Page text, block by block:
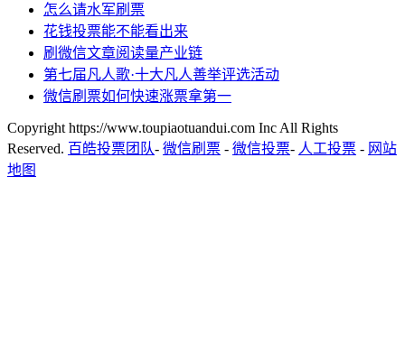
怎么请水军刷票
花钱投票能不能看出来
刷微信文章阅读量产业链
第七届凡人歌·十大凡人善举评选活动
微信刷票如何快速涨票拿第一
Copyright https://www.toupiaotuandui.com Inc All Rights
Reserved. 百皓投票团队- 微信刷票 - 微信投票- 人工投票 - 网站
地图